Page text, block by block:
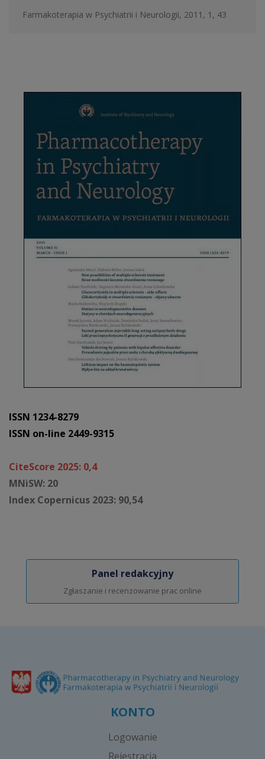
ISSN 1234-8279
ISSN on-line 2449-9315
CiteScore 2025: 0,4
MNiSW: 20
Index Copernicus 2023: 90,54
Panel redakcyjny
Zgłaszanie i recenzowanie prac online
Farmakoterapia w Psychiatrii i Neurologii, 2011, 1, 43
KONTO
Logowanie
Rejestracja